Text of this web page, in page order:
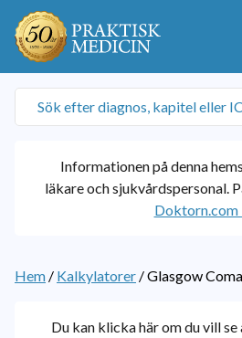
Informationen på denna
läkare och sjukvårdspersonal.
Hem / Kalkylatorer /Glasgow
Du kan klicka här om du vill